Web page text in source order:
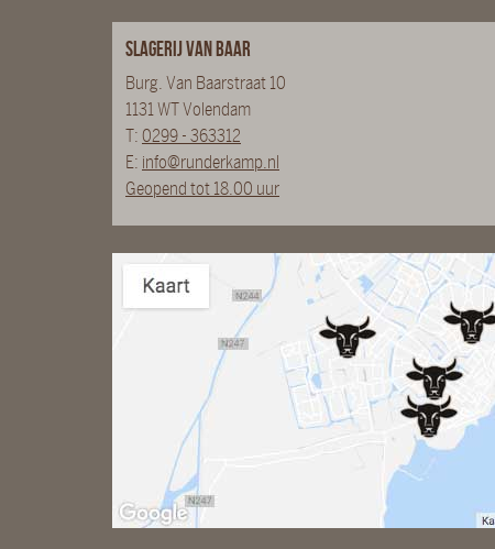
Slagerij van Baar
Burg. Van Baarstraat 10
1131 WT Volendam
T: 0299 - 363312
E: info@runderkamp.nl
Geopend tot 18.00 uur